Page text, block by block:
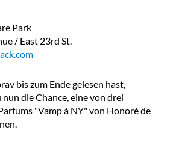
Park
/ East 23rd St.
bis zum Ende gelesen hast,
die Chance, eine von drei
"Vamp à NY" von Honoré de